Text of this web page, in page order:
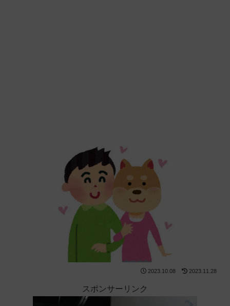
2023.10.08 2023.11.28
スポンサーリンク